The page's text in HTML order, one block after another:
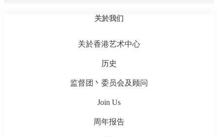
关於我们
关於香港艺术中心
历史
监督团丶委员会及顾问
Join Us
周年报告